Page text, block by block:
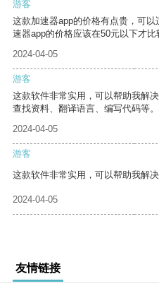
游客
这款加速器app的价格有点贵，可
速器app的价格应该在50元以下才比
2024-04-05
游客
这款软件非常实用，可以帮助我解
查找资料、翻译语言、编写代码等。
2024-04-05
游客
这款软件非常实用，可以帮助我解决
2024-04-05
友情链接